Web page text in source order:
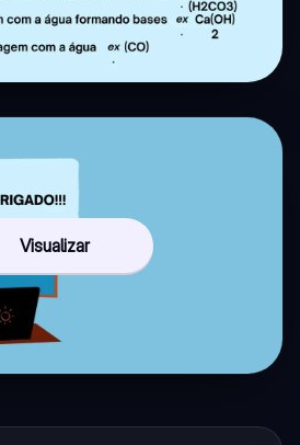
Visualizar